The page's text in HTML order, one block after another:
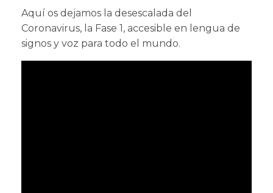
Aquí os dejamos la desescalada del
Coronavirus, la Fase 1, accesible en lengua de
signos y voz para todo el mundo.